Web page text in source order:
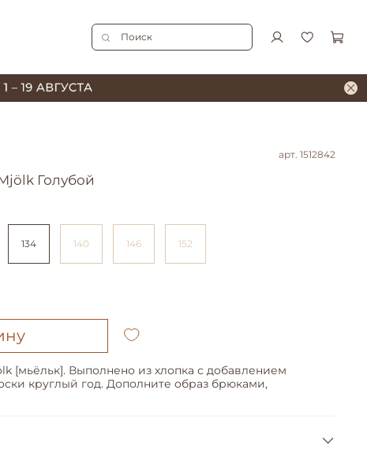
арт. 1512842
Голубой
134 140 146 152
[мьёльк]. Выполнено из хлопка с добавлением
круглый год. Дополните образ брюками,